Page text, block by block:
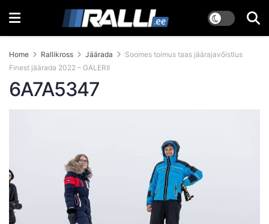
Home Rallikross Jäärada
Soomes toimus taas jäärajavõistlus
Finest jäärada 2022 – GALERII
6A7A5347